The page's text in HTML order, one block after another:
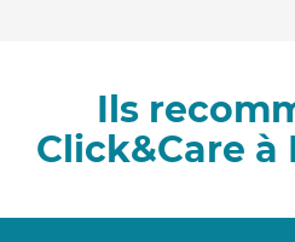
Ils
Click&Care